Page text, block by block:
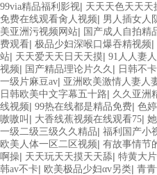
99via精品福利影视| 天天天色天天天
免费在线观看肏人视频| 男人插女人
美亚洲污视频网站| 国产成人自拍精
费观看| 极品少妇深喉口爆吞精视频|
站| 天天爱天天日天天摸| 91人人妻
视频| 国产精品理论片久久 | 日韩不
一级片麻豆av| 亚洲欧美激情人妻人
日韩欧美中文字幕五十路| 久久亚洲
线视频| 99热在线都是精品免费| 色
嗷嗷叫 | 大香线蕉视频在线观看75|
一级二级三级久久精品| 福利国产小
欧美人体一区二区视频| 有故事情节
啊操| 天天玩天天摸天天舔| 特黄大片
韩av不卡| 欧美极品少妇αv另类| 青